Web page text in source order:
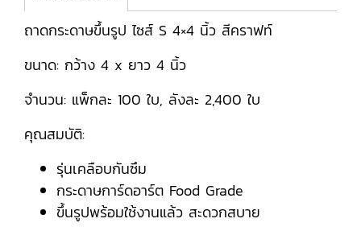
ถาดกระดาษขึ้นรูป ไซส์ S 4×4 นิ้ว สีคราฟท์
ขนาด: กว้าง 4 x ยาว 4 นิ้ว
จำนวน: แพ็กละ 100 ใบ, ลังละ 2,400 ใบ
คุณสมบัติ:
รุ่นเคลือบกันซึม
กระดาษการ์ดอาร์ต Food Grade
ขึ้นรูปพร้อมใช้งานแล้ว สะดวกสบาย